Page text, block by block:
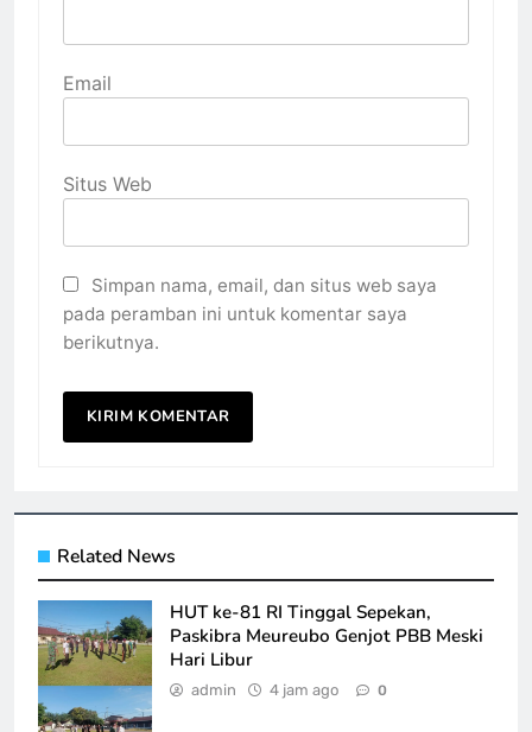
Email
Situs Web
Simpan nama, email, dan situs web saya
pada peramban ini untuk komentar saya
berikutnya.
Related News
HUT ke-81 RI Tinggal Sepekan,
Paskibra Meureubo Genjot PBB Meski
Hari Libur
admin 4 jam ago 0